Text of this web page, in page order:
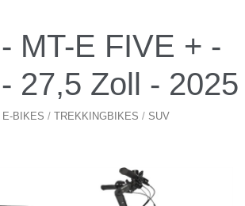
MT-E FIVE + -
27,5 Zoll - 2025
E-BIKES / TREKKINGBIKES / SUV